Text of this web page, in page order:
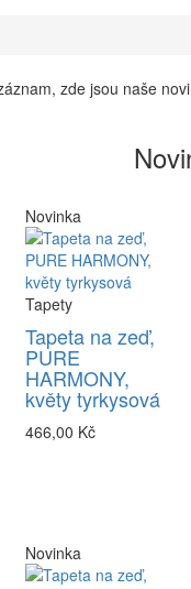
zde jsou naše
Novinka
Tapety
Tapeta na zeď,
PURE
HARMONY,
květy tyrkysová
466,00 Kč
Novinka